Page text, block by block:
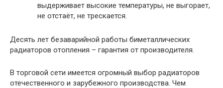
выдерживает высокие температуры, не выгорает,
не отстаёт, не трескается.
Десять лет безаварийной работы биметаллических
радиаторов отопления – гарантия от производителя.
В торговой сети имеется огромный выбор радиаторов
отечественного и зарубежного производства. Чем